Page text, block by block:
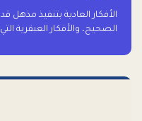
الأفكار العادية بتنفيذ مذهل
الصحيح، والأفكار العبقرية